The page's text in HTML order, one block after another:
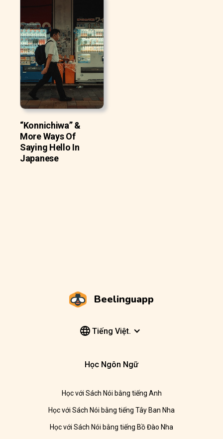
“Konnichiwa” &
More Ways Of
Saying Hello In
Japanese
Beelinguapp
Tiếng Việt.
Học Ngôn Ngữ
Học với Sách Nói bằng tiếng Anh
Học với Sách Nói bằng tiếng Tây Ban Nha
Học với Sách Nói bằng tiếng Bồ Đào Nha